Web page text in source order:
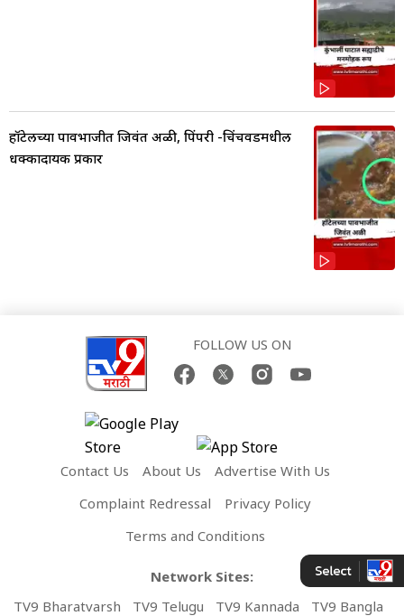
हॉटेलच्या पावभाजीत जिवंत अळी, पिंपरी -चिंचवडमधील
धक्कादायक प्रकार
FOLLOW US ON
Contact Us About Us
Advertise With Us
Complaint Redressal
Privacy Policy
Terms and Conditions
Network Sites:
TV9 Bharatvarsh
TV9 Telugu TV9 Kannada TV9 Bangla